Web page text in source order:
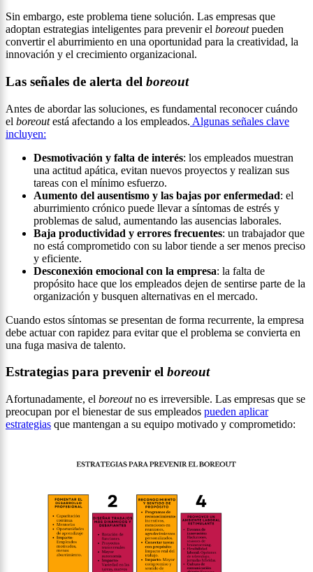
Sin embargo, este problema tiene solución. Las empresas que
adoptan estrategias inteligentes para prevenir el boreoutpueden
convertir el aburrimiento en una oportunidad para la creatividad, la
innovación y el crecimiento organizacional.
Las señales de alerta del boreout
Antes de abordar las soluciones, es fundamental reconocer cuándo
el boreoutestá afectando a los empleados. Algunas señales clave
incluyen:
Desmotivación y falta de interés: los empleados muestran
una actitud apática, evitan nuevos proyectos y realizan sus
tareas con el mínimo esfuerzo.
Aumento del ausentismo y las bajas por enfermedad: el
aburrimiento crónico puede llevar a síntomas de estrés y
problemas de salud, aumentando las ausencias laborales.
Baja productividad y errores frecuentes: un trabajador que
no está comprometido con su labor tiende a ser menos preciso
y eficiente.
Desconexión emocional con la empresa: la falta de
propósito hace que los empleados dejen de sentirse parte de la
organización y busquen alternativas en el mercado.
Cuando estos síntomas se presentan de forma recurrente, la empresa
debe actuar con rapidez para evitar que el problema se convierta en
una fuga masiva de talento.
Estrategias para prevenir el boreout
Afortunadamente, el boreoutno es irreversible. Las empresas que se
preocupan por el bienestar de sus empleados pueden aplicar
estrategias que mantengan a su equipo motivado y comprometido: